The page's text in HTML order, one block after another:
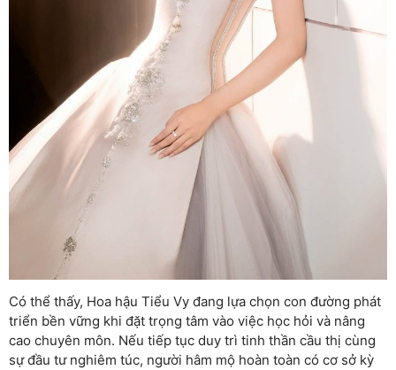
Có thể thấy, Hoa hậu Tiểu Vy đang lựa chọn con đường phát
triển bền vững khi đặt trọng tâm vào việc học hỏi và nâng
cao chuyên môn. Nếu tiếp tục duy trì tinh thần cầu thị cùng
sự đầu tư nghiêm túc, người hâm mộ hoàn toàn có cơ sở kỳ